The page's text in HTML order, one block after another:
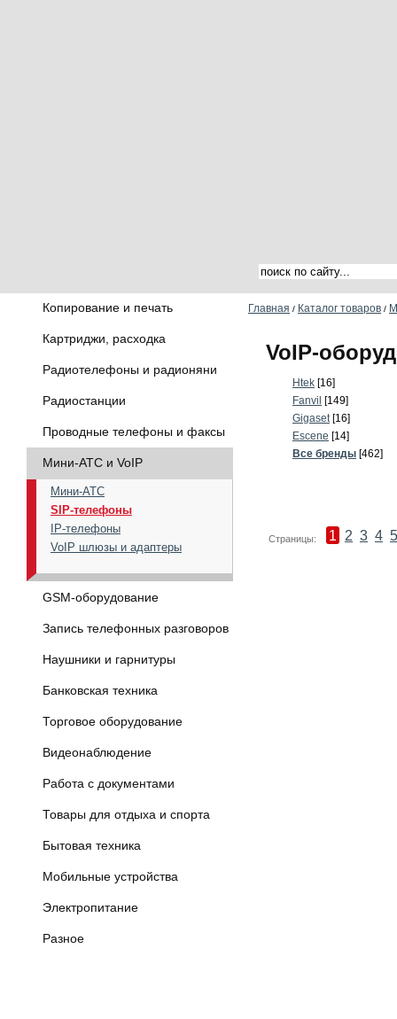
Копирование и печать
Картриджи, расходка
Радиотелефоны и радионяни
Радиостанции
Проводные телефоны и факсы
Мини-АТС и VoIP
Мини-АТС
SIP-телефоны
IP-телефоны
VoIP шлюзы и адаптеры
GSM-оборудование
Запись телефонных разговоров
Наушники и гарнитуры
Банковская техника
Торговое оборудование
Видеонаблюдение
Работа с документами
Товары для отдыха и спорта
Бытовая техника
Мобильные устройства
Электропитание
Разное
Главная / Каталог товаров /
VoIP-
Htek [16]
Fanvil [149]
Gigaset[16]
Escene [14]
Все бренды [462]
Страницы: 1 2 3 4 5